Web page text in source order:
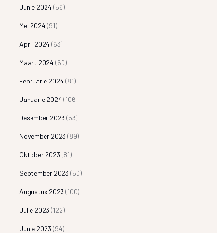
Junie 2024 (56)
Mei 2024 (91)
April 2024 (63)
Maart 2024 (60)
Februarie 2024 (81)
Januarie 2024 (106)
Desember 2023 (53)
November 2023 (89)
Oktober 2023 (81)
September 2023 (50)
Augustus 2023 (100)
Julie 2023 (122)
Junie 2023 (94)